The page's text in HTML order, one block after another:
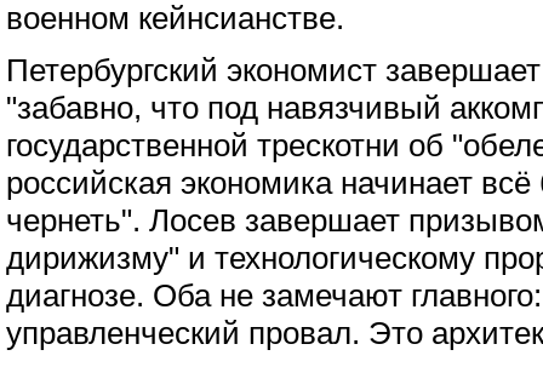
военном кейнсианстве.
Петербургский экономист
"забавно, что под навязчивый
государственной трескотни об
российская экономика начинает
чернеть". Лосев завершает
дирижизму" и технологическому
диагнозе. Оба не замечают
управленческий провал. Это